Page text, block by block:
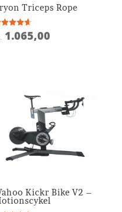
Triceps Rope
1.065,00
Kickr Bike V2 –